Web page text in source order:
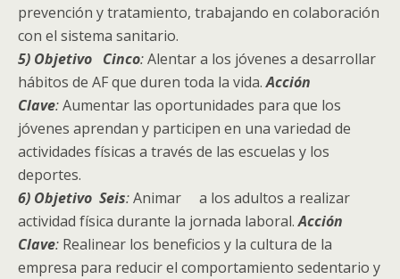
prevención y tratamiento, trabajando en colaboración
con el sistema sanitario.
5) Objetivo Cinco:Alentar a los jóvenes a desarrollar
hábitos de AF que duren toda la vida.Acción
Clave:Aumentar las oportunidades para que los
jóvenes aprendan y participen en una variedad de
actividades físicas a través de las escuelas y los
deportes.
6) Objetivo Seis:Animar a los adultos a realizar
actividad física durante la jornada laboral.Acción
Clave: Realinear los beneficios y la cultura de la
empresa para reducir el comportamiento sedentario y